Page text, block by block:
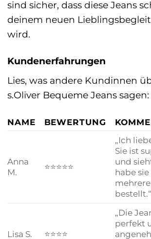
sind sicher, dass diese Jeans
deinem neuen
wird.
Kundenerfahrungen
Lies, was andere Kundinnen
s.Oliver Bequeme Jeans sagen:
NAME BEWERTUNG
Anna
M.
⭐⭐⭐⭐⭐
„Ich
Sie ist
und
habe
bestellt.“
Lisa S. ⭐⭐⭐⭐
„Die
perfekt